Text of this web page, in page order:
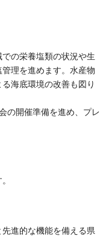
の栄養塩類の状況や生
理を進めます。水産物
海底環境の改善も図り
の開催準備を進め、プレ
進的な機能を備える県